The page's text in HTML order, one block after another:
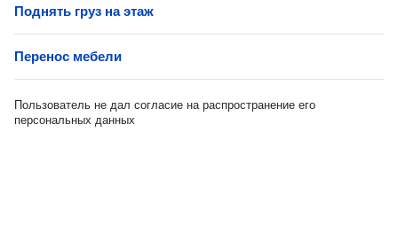
Поднять груз на этаж
Перенос мебели
Пользователь не дал согласие на распространение его
персональных данных